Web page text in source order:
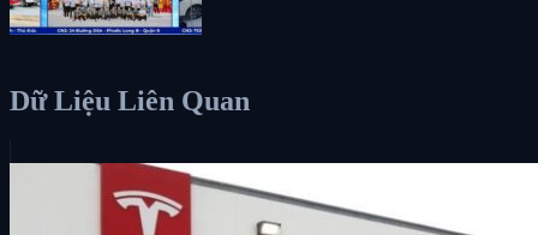
Dữ Liệu Liên Quan